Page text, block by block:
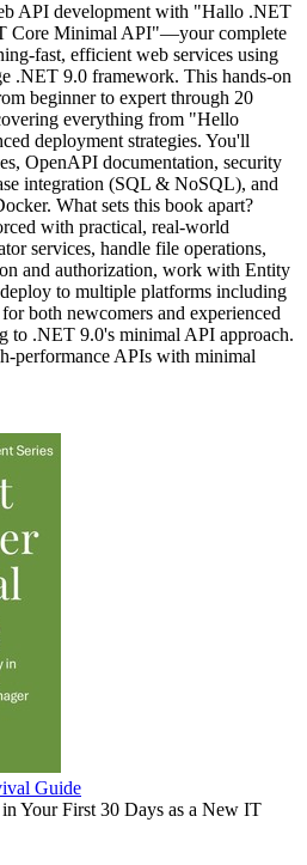
API development with "Hallo .NET
Core Minimal API"—your complete
fast, efficient web services using
.NET 9.0 framework. This hands-on
beginner to expert through 20
everything from "Hello
deployment strategies. You'll
OpenAPI documentation, security
integration (SQL & NoSQL), and
What sets this book apart?
with practical, real-world
services, handle file operations,
and authorization, work with Entity
to multiple platforms including
both newcomers and experienced
to .NET 9.0's minimal API approach.
performance APIs with minimal
Guide
Your First 30 Days as a New IT